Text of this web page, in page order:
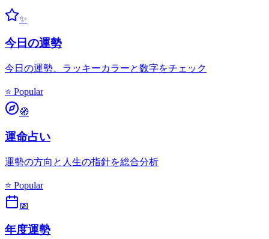
✨
今日の運勢
今日の運勢、ラッキーカラーと数字をチェック
⭐ Popular
🧭
運命占い
運勢の方向と人生の指針を総合分析
⭐ Popular
📅
年度運勢